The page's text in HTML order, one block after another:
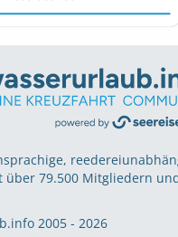
über 79.500 Mitgliedern
2005 - 2026